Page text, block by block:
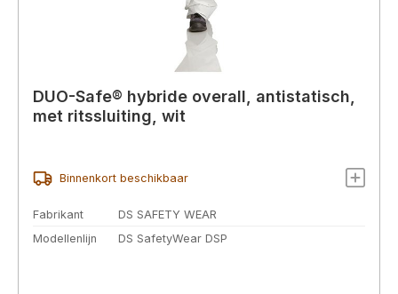
DUO-Safe® hybride overall, antistatisch,
met ritssluiting, wit
Binnenkort beschikbaar
Fabrikant
DS SAFETY WEAR
Modellenlijn
DS SafetyWear DSP